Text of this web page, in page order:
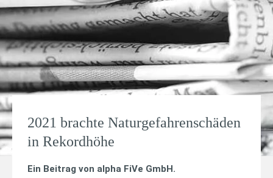
2021 brachte Naturgefahrenschäden
in Rekordhöhe
Ein Beitrag von alpha FiVe GmbH.